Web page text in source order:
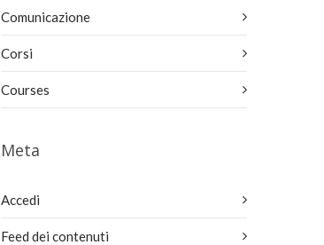
Comunicazione
Corsi
Courses
Meta
Accedi
Feed dei contenuti